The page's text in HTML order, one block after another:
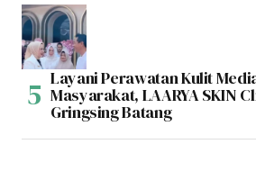
Layani Perawatan Kulit
Masyarakat, LAARYA SKIN
Gringsing Batang